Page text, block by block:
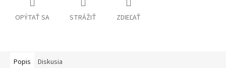
OPÝTAŤ SA STRÁŽIŤ ZDIEĽAŤ
Popis Diskusia